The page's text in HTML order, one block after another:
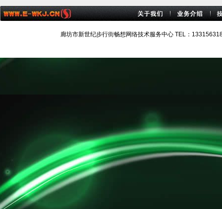
廊坊市新世纪步行街畅想网络技术服务中心 TEL：